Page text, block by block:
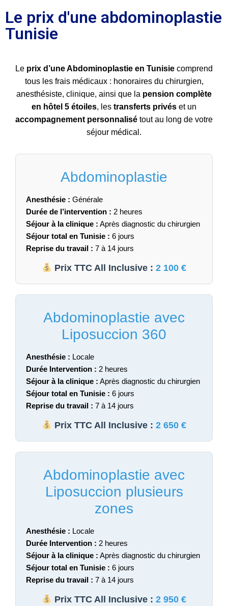
Le prix d'une abdominoplastie
Tunisie
Le prix d’une Abdominoplastie en Tunisie comprend
tous les frais médicaux : honoraires du chirurgien,
anesthésiste, clinique, ainsi que la pension complète
en hôtel 5 étoiles, les transferts privés et un
accompagnement personnalisé tout au long de votre
séjour médical.
Abdominoplastie
Anesthésie : Générale
Durée de l’intervention : 2 heures
Séjour à la clinique : Après diagnostic du chirurgien
Séjour total en Tunisie : 6 jours
Reprise du travail : 7 à 14 jours
Prix TTC All Inclusive :2 100 €
Abdominoplastie avec
Liposuccion 360
Anesthésie : Locale
Durée Intervention : 2 heures
Séjour à la clinique : Après diagnostic du chirurgien
Séjour total en Tunisie : 6 jours
Reprise du travail : 7 à 14 jours
Prix TTC All Inclusive :2 650 €
Abdominoplastie avec
Liposuccion plusieurs
zones
Anesthésie : Locale
Durée Intervention : 2 heures
Séjour à la clinique : Après diagnostic du chirurgien
Séjour total en Tunisie : 6 jours
Reprise du travail : 7 à 14 jours
Prix TTC All Inclusive :2 950 €